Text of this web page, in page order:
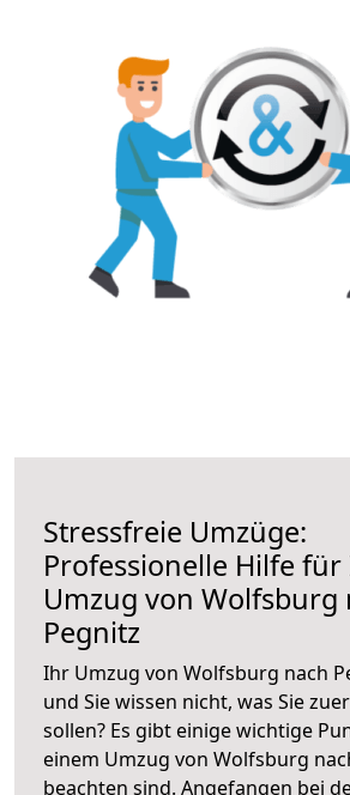
Stressfreie Umzüge:
Professionelle Hilfe
Umzug von Wolfsburg
Pegnitz
Ihr Umzug von Wolfsburg nach
und Sie wissen nicht, was Sie
sollen? Es gibt einige wichtige
einem Umzug von Wolfsburg
beachten sind. Angefangen bei